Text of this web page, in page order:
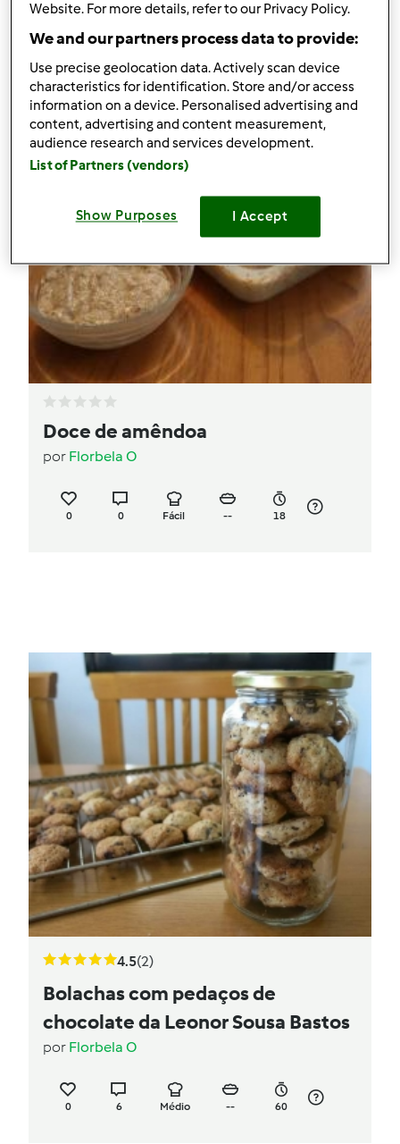
Receitas(4)
Mostrar tudo
Criar receita
Doce de amêndoa
por Florbela O
0 0 Fácil -- 18
4.5(2)
Bolachas com pedaços de
chocolate da Leonor Sousa Bastos
por Florbela O
0 6 Médio -- 60
Website. For more details, refer to our Privacy Policy.
We and our partners process data to provide:
Use precise geolocation data. Actively scan device
characteristics for identification. Store and/or access
information on a device. Personalised advertising and
content, advertising and content measurement,
audience research and services development.
List of Partners (vendors)
Show Purposes I Accept